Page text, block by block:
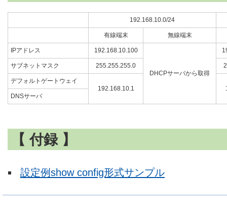
192.168.10.0/24
有線端末 無線端末
IPアドレス 192.168.10.100
DHCPサーバから取得
サブネットマスク 255.255.255.0
デフォルトゲートウェイ
192.168.10.1
DNSサーバ
【 付録 】
設定例show config形式サンプル